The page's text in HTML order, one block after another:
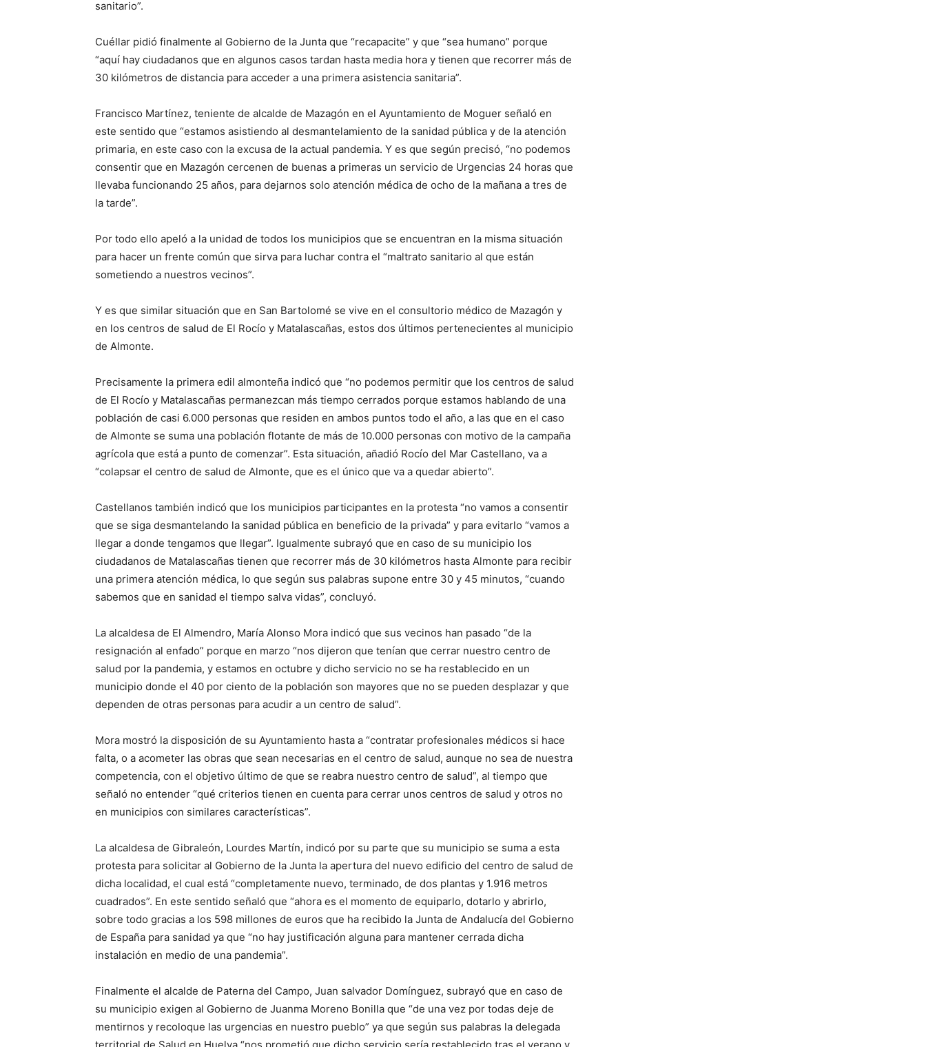
sanitario”.
Cuéllar pidió finalmente al Gobierno de la Junta que “recapacite” y que “sea humano” porque
“aquí hay ciudadanos que en algunos casos tardan hasta media hora y tienen que recorrer más de
30 kilómetros de distancia para acceder a una primera asistencia sanitaria”.
Francisco Martínez, teniente de alcalde de Mazagón en el Ayuntamiento de Moguer señaló en
este sentido que “estamos asistiendo al desmantelamiento de la sanidad pública y de la atención
primaria, en este caso con la excusa de la actual pandemia. Y es que según precisó, “no podemos
consentir que en Mazagón cercenen de buenas a primeras un servicio de Urgencias 24 horas que
llevaba funcionando 25 años, para dejarnos solo atención médica de ocho de la mañana a tres de
la tarde”.
Por todo ello apeló a la unidad de todos los municipios que se encuentran en la misma situación
para hacer un frente común que sirva para luchar contra el “maltrato sanitario al que están
sometiendo a nuestros vecinos”.
Y es que similar situación que en San Bartolomé se vive en el consultorio médico de Mazagón y
en los centros de salud de El Rocío y Matalascañas, estos dos últimos pertenecientes al municipio
de Almonte.
Precisamente la primera edil almonteña indicó que “no podemos permitir que los centros de salud
de El Rocío y Matalascañas permanezcan más tiempo cerrados porque estamos hablando de una
población de casi 6.000 personas que residen en ambos puntos todo el año, a las que en el caso
de Almonte se suma una población flotante de más de 10.000 personas con motivo de la campaña
agrícola que está a punto de comenzar”. Esta situación, añadió Rocío del Mar Castellano, va a
“colapsar el centro de salud de Almonte, que es el único que va a quedar abierto”.
Castellanos también indicó que los municipios participantes en la protesta “no vamos a consentir
que se siga desmantelando la sanidad pública en beneficio de la privada” y para evitarlo “vamos a
llegar a donde tengamos que llegar”. Igualmente subrayó que en caso de su municipio los
ciudadanos de Matalascañas tienen que recorrer más de 30 kilómetros hasta Almonte para recibir
una primera atención médica, lo que según sus palabras supone entre 30 y 45 minutos, “cuando
sabemos que en sanidad el tiempo salva vidas”, concluyó.
La alcaldesa de El Almendro, María Alonso Mora indicó que sus vecinos han pasado “de la
resignación al enfado” porque en marzo “nos dijeron que tenían que cerrar nuestro centro de
salud por la pandemia, y estamos en octubre y dicho servicio no se ha restablecido en un
municipio donde el 40 por ciento de la población son mayores que no se pueden desplazar y que
dependen de otras personas para acudir a un centro de salud”.
Mora mostró la disposición de su Ayuntamiento hasta a “contratar profesionales médicos si hace
falta, o a acometer las obras que sean necesarias en el centro de salud, aunque no sea de nuestra
competencia, con el objetivo último de que se reabra nuestro centro de salud”, al tiempo que
señaló no entender “qué criterios tienen en cuenta para cerrar unos centros de salud y otros no
en municipios con similares características”.
La alcaldesa de Gibraleón, Lourdes Martín, indicó por su parte que su municipio se suma a esta
protesta para solicitar al Gobierno de la Junta la apertura del nuevo edificio del centro de salud de
dicha localidad, el cual está “completamente nuevo, terminado, de dos plantas y 1.916 metros
cuadrados”. En este sentido señaló que “ahora es el momento de equiparlo, dotarlo y abrirlo,
sobre todo gracias a los 598 millones de euros que ha recibido la Junta de Andalucía del Gobierno
de España para sanidad ya que “no hay justificación alguna para mantener cerrada dicha
instalación en medio de una pandemia”.
Finalmente el alcalde de Paterna del Campo, Juan salvador Domínguez, subrayó que en caso de
su municipio exigen al Gobierno de Juanma Moreno Bonilla que “de una vez por todas deje de
mentirnos y recoloque las urgencias en nuestro pueblo” ya que según sus palabras la delegada